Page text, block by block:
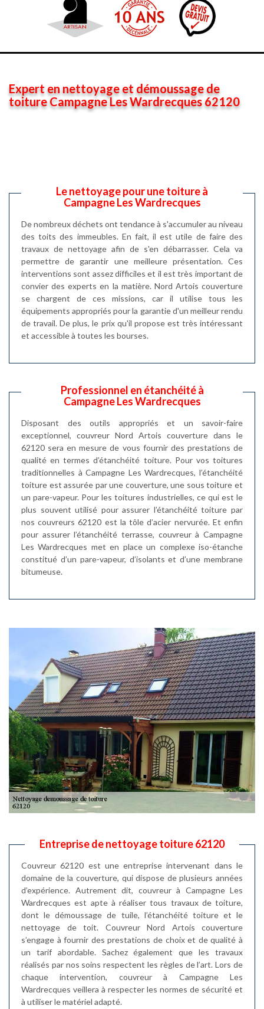
Expert en nettoyage et démoussage de
toiture Campagne Les Wardrecques 62120
Le nettoyage pour une toiture à
Campagne Les Wardrecques
De nombreux déchets ont tendance à s'accumuler au niveau
des toits des immeubles. En fait, il est utile de faire des
travaux de nettoyage afin de s'en débarrasser. Cela va
permettre de garantir une meilleure présentation. Ces
interventions sont assez difficiles et il est très important de
convier des experts en la matière. Nord Artois couverture
se chargent de ces missions, car il utilise tous les
équipements appropriés pour la garantie d'un meilleur rendu
de travail. De plus, le prix qu'il propose est très intéressant
et accessible à toutes les bourses.
Professionnel en étanchéité à
Campagne Les Wardrecques
Disposant des outils appropriés et un savoir-faire
exceptionnel, couvreur Nord Artois couverture dans le
62120 sera en mesure de vous fournir des prestations de
qualité en termes d’étanchéité toiture. Pour vos toitures
traditionnelles à Campagne Les Wardrecques, l’étanchéité
toiture est assurée par une couverture, une sous toiture et
un pare-vapeur. Pour les toitures industrielles, ce qui est le
plus souvent utilisé pour assurer l’étanchéité toiture par
nos couvreurs 62120 est la tôle d’acier nervurée. Et enfin
pour assurer l’étanchéité terrasse, couvreur à Campagne
Les Wardrecques met en place un complexe iso-étanche
constitué d’un pare-vapeur, d’isolants et d’une membrane
bitumeuse.
Entreprise de nettoyage toiture 62120
Couvreur 62120 est une entreprise intervenant dans le
domaine de la couverture, qui dispose de plusieurs années
d’expérience. Autrement dit, couvreur à Campagne Les
Wardrecques est apte à réaliser tous travaux de toiture,
dont le démoussage de tuile, l’étanchéité toiture et le
nettoyage de toit. Couvreur Nord Artois couverture
s’engage à fournir des prestations de choix et de qualité à
un tarif abordable. Sachez également que les travaux
réalisés par nos soins respectent les règles de l’art. Lors de
chaque intervention, couvreur à Campagne Les
Wardrecques veillera à respecter les normes de sécurité et
à utiliser le matériel adapté.